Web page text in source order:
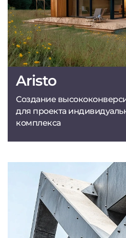
Aristo
Создание
для проекта
комплекса